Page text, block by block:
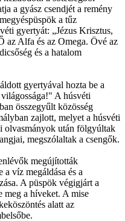
a gyász csendjét a remény
a tűz
gyertyát: „Jézus Krisztus,
az Alfa és az Omega. Övé az
és a hatalom
gyertyával hozta be a
A húsvéti
összegyűlt közösség
zajlott, melyet a húsvéti
olvasmányok után fölgyúltak
megszólaltak a csengők.
megújították
víz megáldása és a
A püspök végigjárt a
meg a híveket. A mise
alatt az